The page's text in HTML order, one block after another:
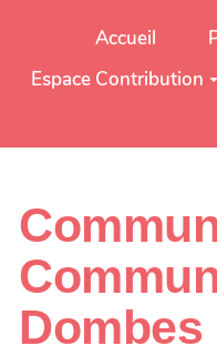
Aller au contenu
Accueil
Espace Contribution
Dombes